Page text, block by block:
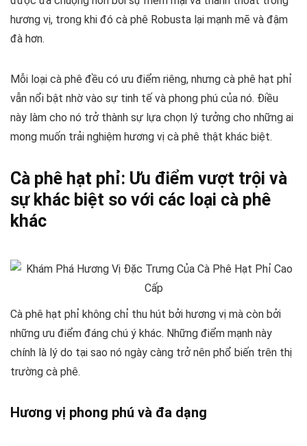
hương vị, trong khi đó cà phê Robusta lại mạnh mẽ và đậm
đà hơn.
Mỗi loại cà phê đều có ưu điểm riêng, nhưng cà phê hạt phỉ
vẫn nổi bật nhờ vào sự tinh tế và phong phú của nó. Điều
này làm cho nó trở thành sự lựa chọn lý tưởng cho những ai
mong muốn trải nghiệm hương vị cà phê thật khác biệt.
Cà phê hạt phỉ: Ưu điểm vượt trội và
sự khác biệt so với các loại cà phê
khác
Cà phê hạt phỉ không chỉ thu hút bởi hương vị mà còn bởi
những ưu điểm đáng chú ý khác. Những điểm mạnh này
chính là lý do tại sao nó ngày càng trở nên phổ biến trên thị
trường cà phê.
Hương vị phong phú và đa dạng